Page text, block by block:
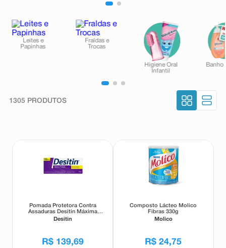
1305 PRODUTOS
Pomada Protetora Contra
Assaduras Desitin Máxima
Proteção 57g
Desitin
R$ 139,69
Composto Lácteo Molico
Fibras 330g
Molico
R$ 24,75